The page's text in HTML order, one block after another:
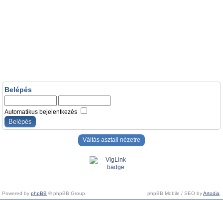
Belépés
Automatikus bejelentkezés
Váltás asztali nézetre
Powered by phpBB © phpBB Group. phpBB Mobile / SEO byArtodia.